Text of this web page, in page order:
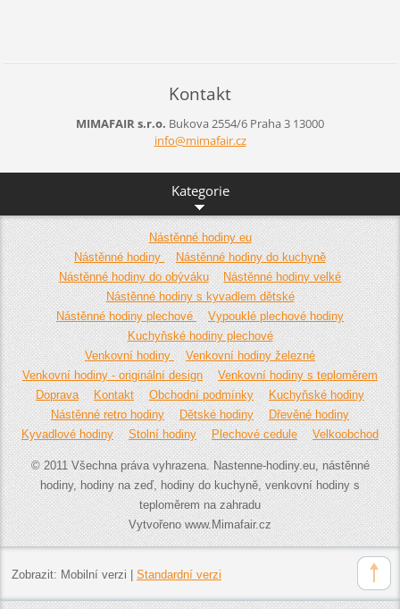
Kontakt
MIMAFAIR s.r.o. Bukova 2554/6 Praha 3 13000
info@mimafair.cz
Kategorie
Nástěnné hodiny eu
Nástěnné hodiny
Nástěnné hodiny do kuchyně
Nástěnné hodiny do obýváku
Nástěnné hodiny velké
Nástěnné hodiny s kyvadlem dětské
Nástěnné hodiny plechové
Vypouklé plechové hodiny
Kuchyňské hodiny plechové
Venkovní hodiny
Venkovní hodiny železné
Venkovní hodiny - originální design
Venkovní hodiny s teploměrem
Doprava
Kontakt Obchodní podmínky
Kuchyňské hodiny
Nástěnné retro hodiny
Dětské hodiny
Dřevěné hodiny
Kyvadlové hodiny
Stolní hodiny Plechové cedule Velkoobchod
© 2011 Všechna práva vyhrazena. Nastenne-hodiny.eu, nástěnné
hodiny, hodiny na zeď, hodiny do kuchyně, venkovní hodiny s
teploměrem na zahradu
Vytvořeno www.Mimafair.cz
Zobrazit: Mobilní verzi Standardní verzi